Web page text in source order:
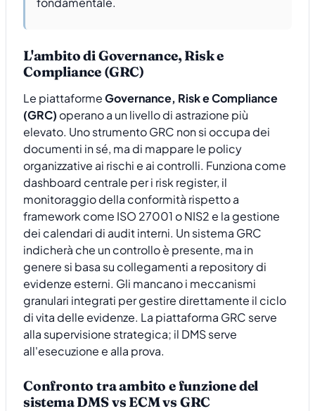
L'ambito di Governance, Risk e
Compliance (GRC)
Le piattaformeGovernance, Risk e Compliance
(GRC) operano a un livello di astrazione più
elevato. Uno strumento GRC non si occupa dei
documenti in sé, ma di mappare le policy
organizzative ai rischi e ai controlli. Funziona come
dashboard centrale per i risk register, il
monitoraggio della conformità rispetto a
framework come ISO 27001 o NIS2 e la gestione
dei calendari di audit interni. Un sistema GRC
indicherà che un controllo è presente, ma in
genere si basa su collegamenti a repository di
evidenze esterni. Gli mancano i meccanismi
granulari integrati per gestire direttamente il ciclo
di vita delle evidenze. La piattaforma GRC serve
alla supervisione strategica; il DMS serve
all'esecuzione e alla prova.
Confronto tra ambito e funzione del
sistema DMS vs ECM vs GRC